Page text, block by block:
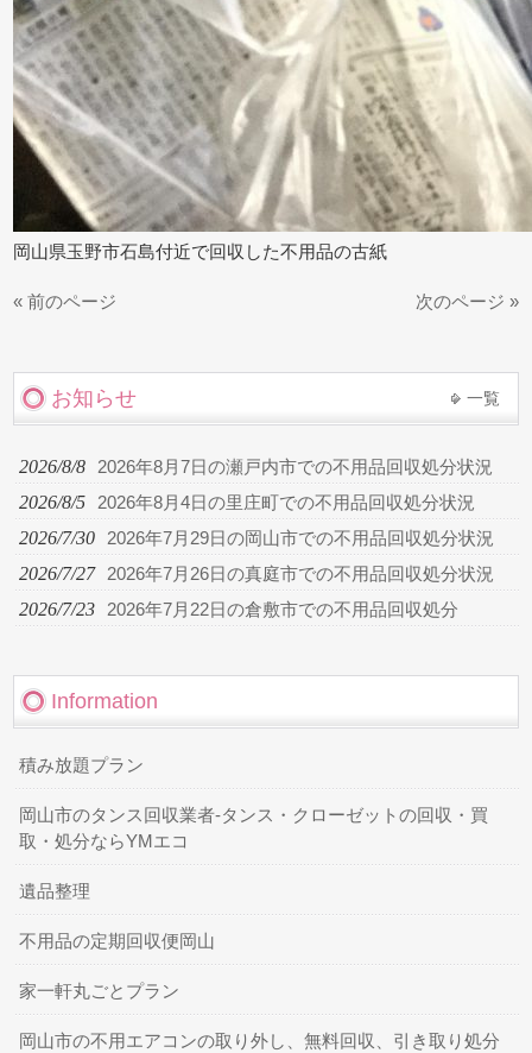
岡山県玉野市石島付近で回収した不用品の古紙
« 前のページ 次のページ »
お知らせ 一覧
2026/8/8 2026年8月7日の瀬戸内市での不用品回収処分状況
2026/8/5 2026年8月4日の里庄町での不用品回収処分状況
2026/7/30 2026年7月29日の岡山市での不用品回収処分状況
2026/7/27 2026年7月26日の真庭市での不用品回収処分状況
2026/7/23 2026年7月22日の倉敷市での不用品回収処分
Information
積み放題プラン
岡山市のタンス回収業者-タンス・クローゼットの回収・買
取・処分ならYMエコ
遺品整理
不用品の定期回収便岡山
家一軒丸ごとプラン
岡山市の不用エアコンの取り外し、無料回収、引き取り処分